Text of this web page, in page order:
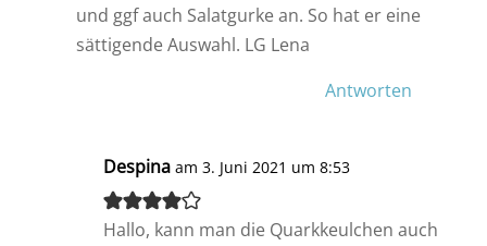
und ggf auch Salatgurke an. So hat er eine
sättigende Auswahl. LG Lena
Antworten
Despina am 3. Juni 2021 um 8:53
Hallo, kann man die Quarkkeulchen auch